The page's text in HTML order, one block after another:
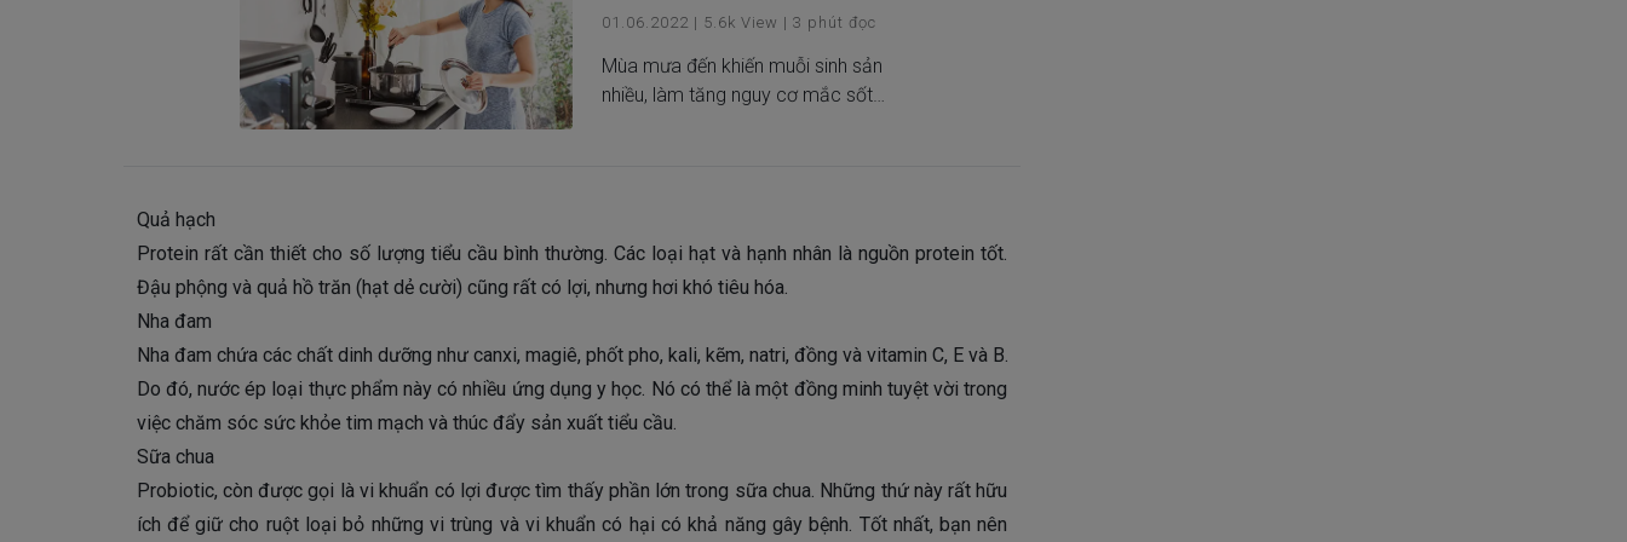
01.06.2022 | 5.6k View | 3 phút đọc
Mùa mưa đến khiến muỗi sinh sản
nhiều, làm tăng nguy cơ mắc sốt
bệnh nhanh chóng.
Quả hạch
Protein rất cần thiết cho số lượng tiểu cầu bình thường. Các loại hạt và hạnh nhân là nguồn protein tốt.
Đậu phộng và quả hồ trăn (hạt dẻ cười) cũng rất có lợi, nhưng hơi khó tiêu hóa.
Nha đam
Nha đam chứa các chất dinh dưỡng như canxi, magiê, phốt pho, kali, kẽm, natri, đồng và vitamin C, E và B.
Do đó, nước ép loại thực phẩm này có nhiều ứng dụng y học. Nó có thể là một đồng minh tuyệt vời trong
việc chăm sóc sức khỏe tim mạch và thúc đẩy sản xuất tiểu cầu.
Sữa chua
Probiotic, còn được gọi là vi khuẩn có lợi được tìm thấy phần lớn trong sữa chua. Những thứ này rất hữu
ích để giữ cho ruột loại bỏ những vi trùng và vi khuẩn có hại có khả năng gây bệnh. Tốt nhất, bạn nên